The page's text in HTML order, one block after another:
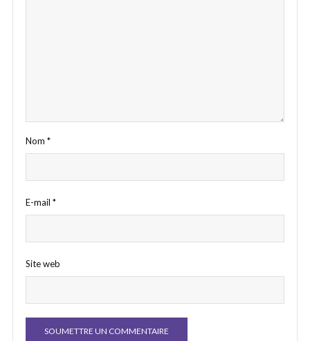
Nom *
E-mail *
Site web